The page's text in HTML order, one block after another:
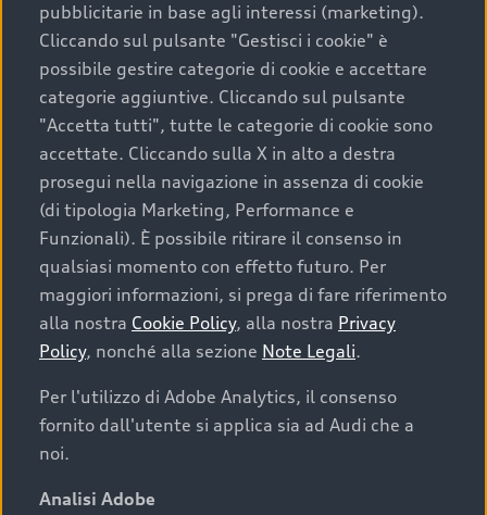
Scegliere un’auto usata è una decisione che coniuga
convenienza, affidabilità e sostenibilità. Per fare un
acquisto sicuro, è essenziale considerare aspetti
determinanti come la garanzia inclusa e l’affidabilità del
marchio. Audi offre l’auto usata perfetta tramite Audi
Prima Scelta :plus
Cosa sapere prima di
acquistare la tua prossima
auto
I requisiti fondamentali da considerare prima di
acquistare un’auto usata, oltre al prezzo e all'aspetto,
pubblicitarie in base agli interessi (marketing).
Cliccando sul pulsante "Gestisci i cookie" è
possibile gestire categorie di cookie e accettare
categorie aggiuntive. Cliccando sul pulsante
"Accetta tutti", tutte le categorie di cookie sono
accettate. Cliccando sulla X in alto a destra
prosegui nella navigazione in assenza di cookie
(di tipologia Marketing, Performance e
Funzionali). È possibile ritirare il consenso in
qualsiasi momento con effetto futuro. Per
maggiori informazioni, si prega di fare riferimento
alla nostra Cookie Policy, alla nostra Privacy
Policy, nonché alla sezione Note Legali.
Per l'utilizzo di Adobe Analytics, il consenso
fornito dall'utente si applica sia ad Audi che a
noi.
Analisi Adobe